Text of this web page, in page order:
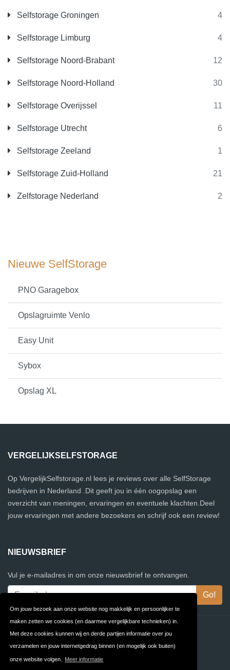
Om jouw bezoek aan onze website nog makkelijk en persoonlijker te
maken zetten we cookies (en daarmee vergelijkbare technieken) in.
Met deze cookies kunnen wij en derde partijen informatie over jou
verzamelen en jouw internetgedrag binnen (en mogelijk ook buiten)
onze website volgen. Meer informatie
Selfstorage Groningen 4
Selfstorage Limburg 4
Selfstorage Noord-Brabant 12
Selfstorage Noord-Holland 30
Selfstorage Overijssel 11
Selfstorage Utrecht 6
Selfstorage Zeeland 1
Selfstorage Zuid-Holland 21
Zelfstorage Nederland 2
Nieuwe SelfStorage
PNO Garagebox
Opslagruimte Venlo
Easy Unit
Sybox
Opslag XL
VERGELIJKSELFSTORAGE
Op VergelijkSelfstorage.nl lees je reviews over alle SelfStorage
bedrijven in Nederland .Dit geeft jou in één oogopslag een
overzicht van meningen, ervaringen en eventuele klachten.Deel
jouw ervaringen met andere bezoekers en schrijf ook een review!
NIEUWSBRIEF
Vul je e-mailadres in om onze nieuwsbrief te ontvangen.
Contact Privacy
Algemene FAQ